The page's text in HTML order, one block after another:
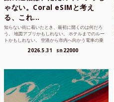
ゃない。Coral eSIMと考え
る、これ...
知らない街に着いたとき、最初に開くのは何だろ
う。 地図アプリかもしれない。 ホテルまでのルー
トかもしれない。 空港から市内へ向かう電車の乗
2026.5.31 sn22000